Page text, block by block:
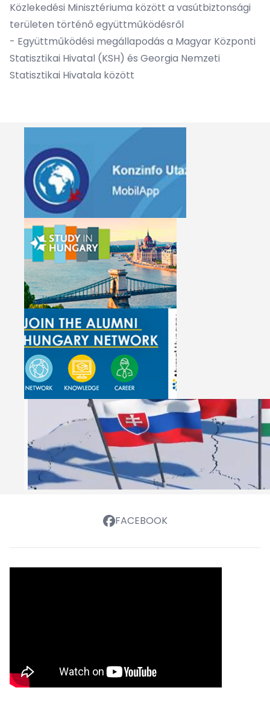
Közlekedési Minisztériuma között a vasútbiztonsági
területen történő együttműködésről
- Együttműködési megállapodás a Magyar Központi
Statisztikai Hivatal (KSH) és Georgia Nemzeti
Statisztikai Hivatala között
FACEBOOK